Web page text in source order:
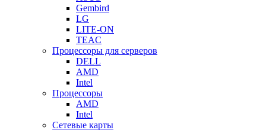
Gembird
LG
LITE-ON
TEAC
Процессоры для серверов
DELL
AMD
Intel
Процессоры
AMD
Intel
Сетевые карты